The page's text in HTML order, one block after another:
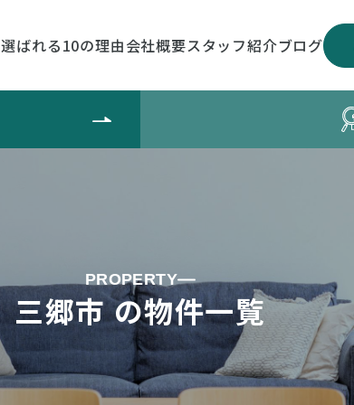
選ばれる10の理由会社概要スタッフ紹介ブログ
PROPERTY
三郷市 の物件一覧